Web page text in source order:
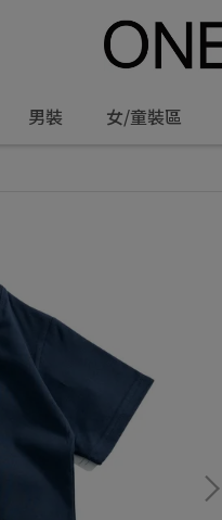
男裝 女/童裝區